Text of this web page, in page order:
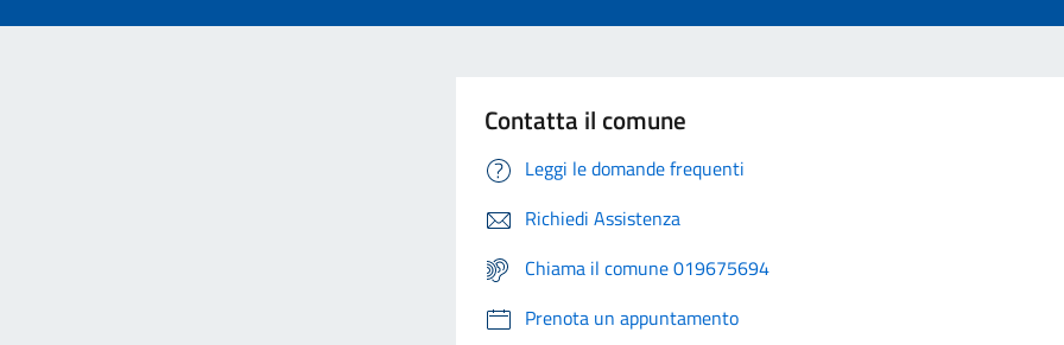
Contatta il comune
Leggi le domande frequenti
Richiedi Assistenza
Chiama il comune 019675694
Prenota un appuntamento